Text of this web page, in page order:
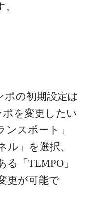
ポの初期設定は
を変更したい
スポート」
」を選択、
「TEMPO」
更が可能で